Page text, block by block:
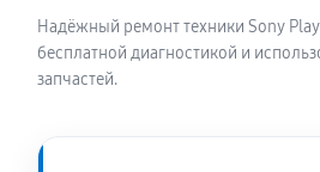
60
Надёжный ремонт техники Sony
бесплатной диагностикой и
запчастей.